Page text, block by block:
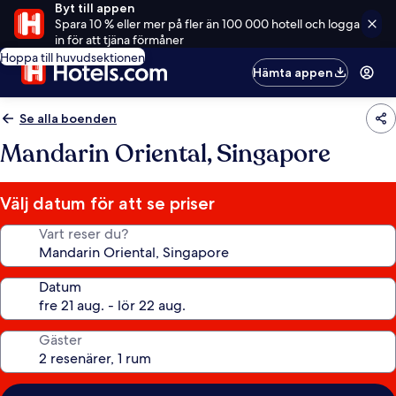
Byt till appen
Spara 10 % eller mer på fler än 100 000 hotell och logga
in för att tjäna förmåner
Hoppa till huvudsektionen
Hämta appen
Se alla boenden
Mandarin Oriental, Singapore
Välj datum för att se priser
Vart reser du?
Datum
Gäster